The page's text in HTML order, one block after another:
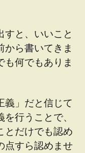
すと、いいこと
から書いてきま
も何でもありま
義」だと信じて
行うことで、
とだけでも認め
点すら認めませ